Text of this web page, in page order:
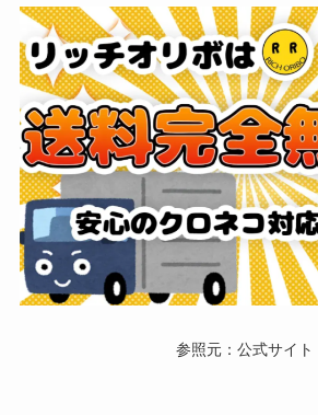
参照元：公式サイト